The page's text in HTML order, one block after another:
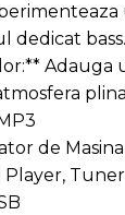
dedicat bass.
Adauga
de Masina